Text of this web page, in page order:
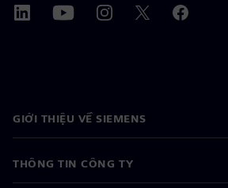
GIỚI THIỆU VỀ SIEMENS
THÔNG TIN CÔNG TY